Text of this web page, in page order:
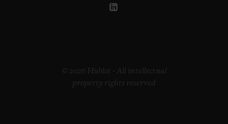
© 2026 Hublot - All intellectual
property rights reserved